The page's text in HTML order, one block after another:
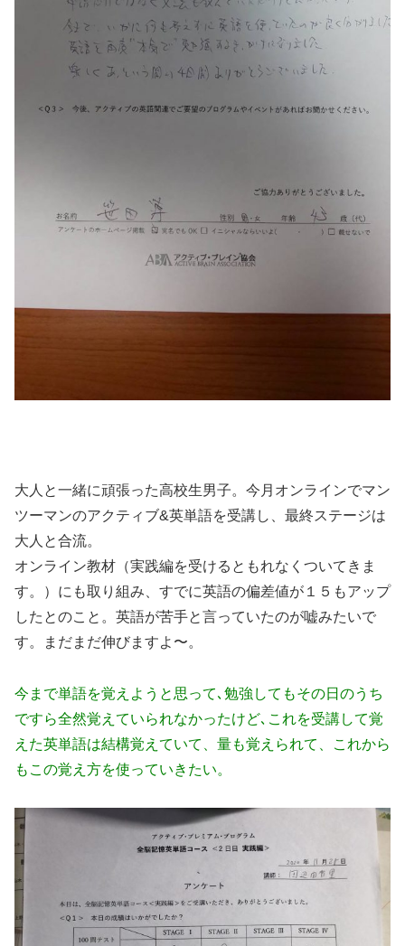
大人と一緒に頑張った高校生男子。今月オンラインでマン
ツーマンのアクティブ&英単語を受講し、最終ステージは
大人と合流。
オンライン教材（実践編を受けるともれなくついてきま
す。）にも取り組み、すでに英語の偏差値が１５もアップ
したとのこと。英語が苦手と言っていたのが嘘みたいで
す。まだまだ伸びますよ〜。
今まで単語を覚えようと思って､勉強してもその日のうち
ですら全然覚えていられなかったけど､これを受講して覚
えた英単語は結構覚えていて、量も覚えられて、これから
もこの覚え方を使っていきたい。